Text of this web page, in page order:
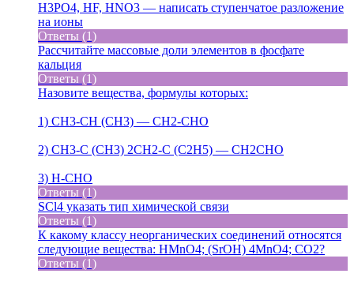
H3PO4, HF, HNO3 — написать ступенчатое разложение
на ионы
Ответы (1)
Рассчитайте массовые доли элементов в фосфате
кальция
Ответы (1)
Назовите вещества, формулы которых:
1) CH3-CH (CH3) — CH2-CHO
2) CH3-C (CH3) 2CH2-C (C2H5) — CH2CHO
3) H-CHO
Ответы (1)
SCl4 указать тип химической связи
Ответы (1)
К какому классу неорганических соединений относятся
следующие вещества: HMnO4; (SrOH) 4MnO4; CO2?
Ответы (1)